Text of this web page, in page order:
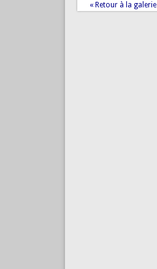
« Retour à la galerie